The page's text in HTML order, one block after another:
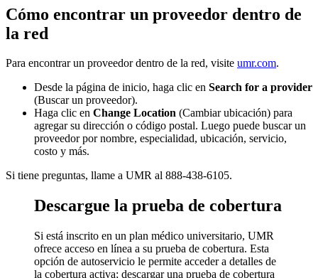
Cómo encontrar un proveedor dentro de
la red
Para encontrar un proveedor dentro de la red, visite umr.com.
Desde la página de inicio, haga clic en Search for a provider
(Buscar un proveedor).
Haga clic en Change Location (Cambiar ubicación) para
agregar su dirección o código postal. Luego puede buscar un
proveedor por nombre, especialidad, ubicación, servicio,
costo y más.
Si tiene preguntas, llame a UMR al 888-438-6105.
Descargue la prueba de cobertura
Si está inscrito en un plan médico universitario, UMR
ofrece acceso en línea a su prueba de cobertura. Esta
opción de autoservicio le permite acceder a detalles de
la cobertura activa; descargar una prueba de cobertura